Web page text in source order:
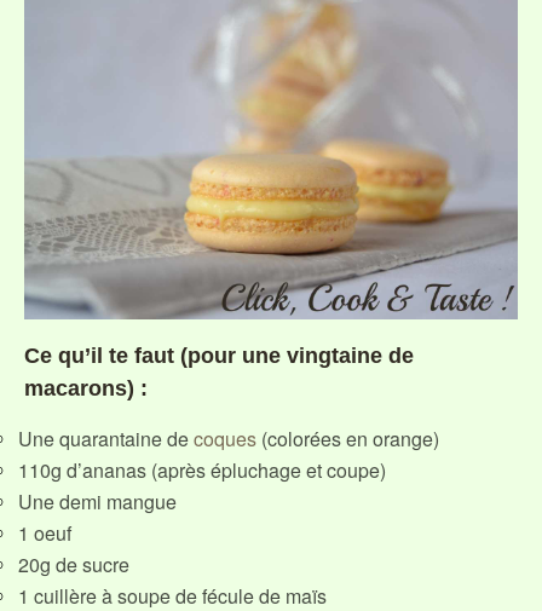
Ce qu’il te faut (pour une vingtaine de
macarons) :
Une quarantaine decoques (colorées en orange)
110g d’ananas (après épluchage et coupe)
Une demi mangue
1 oeuf
20g de sucre
1 cuillère à soupe de fécule de maïs